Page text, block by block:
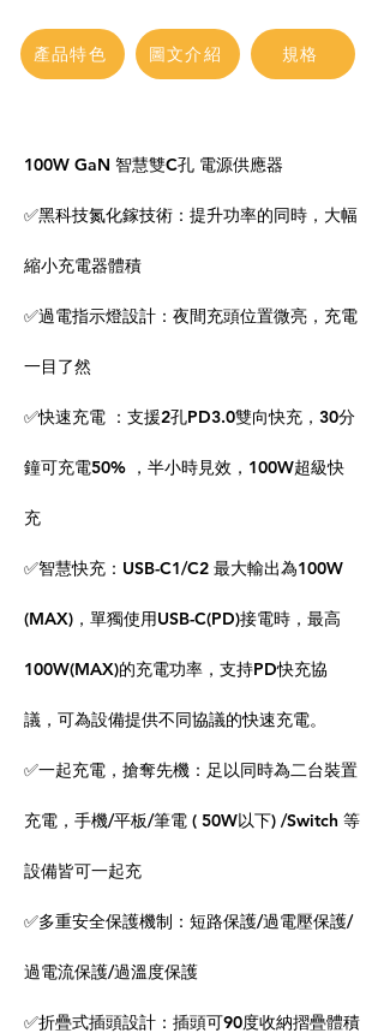
產品特色 圖文介紹 規格
100W GaN 智慧雙C孔 電源供應器
✅黑科技氮化鎵技術：提升功率的同時，大幅
縮小充電器體積
✅過電指示燈設計：夜間充頭位置微亮，充電
一目了然
✅快速充電 ：支援2孔PD3.0雙向快充，30分
鐘可充電50% ，半小時見效，100W超級快
充
✅智慧快充：USB-C1/C2 最大輸出為100W
(MAX)，單獨使用USB-C(PD)接電時，最高
100W(MAX)的充電功率，支持PD快充協
議，可為設備提供不同協議的快速充電。
✅一起充電，搶奪先機：足以同時為二台裝置
充電，手機/平板/筆電 ( 50W以下) /Switch 等
設備皆可一起充
✅多重安全保護機制：短路保護/過電壓保護/
過電流保護/過溫度保護
✅折疊式插頭設計：插頭可90度收納摺疊體積